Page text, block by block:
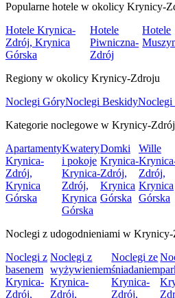
Popularne hotele w okolicy Krynicy-
Hotele Krynica-
Zdrój, Krynica
Górska
Hotele
Piwniczna-
Zdrój
Hotele
Regiony w okolicy Krynicy-Zdroju
Noclegi GóryNoclegi BeskidyNoclegi
Kategorie noclegowe w Krynicy-Zdrój
Apartamenty
Krynica-
Zdrój,
Krynica
Górska
Kwatery
i pokoje
Krynica-
Zdrój,
Krynica
Górska
Domki
Krynica-
Zdrój,
Krynica
Górska
Wille
Zdrój,
Krynica
Górska
Noclegi z udogodnieniami w
Noclegi z
basenem
Krynica-
Zdrój,
Noclegi z
wyżywieniem
Krynica-
Zdrój,
Noclegi ze
śniadaniem
Krynica-
Zdrój,